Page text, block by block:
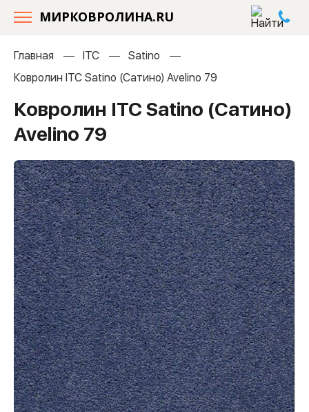
МИРКОВРОЛИНА.RU
Главная ITC
Satino
Ковролин ITC Satino (Сатино) Avelino 79
Ковролин ITC Satino (Сатино)
Avelino 79